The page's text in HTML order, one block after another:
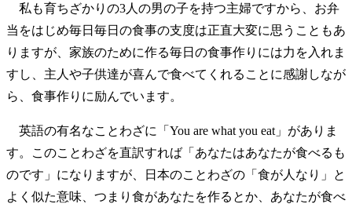
私も育ちざかりの3人の男の子を持つ主婦ですから、お弁
当をはじめ毎日毎日の食事の支度は正直大変に思うこともあ
りますが、家族のために作る毎日の食事作りには力を入れま
すし、主人や子供達が喜んで食べてくれることに感謝しなが
ら、食事作りに励んでいます。
英語の有名なことわざに「You are what you eat」がありま
す。このことわざを直訳すれば「あなたはあなたが食べるも
のです」になりますが、日本のことわざの「食が人なり」と
よく似た意味、つまり食があなたを作るとか、あなたが食べ